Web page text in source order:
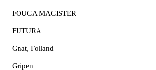
FOUGA MAGISTER
FUTURA
Gnat, Folland
Gripen